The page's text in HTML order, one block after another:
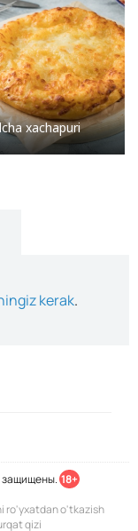
xachapuri
kerak.
защищены. 18+
ro'yxatdan o'tkazish
qizi